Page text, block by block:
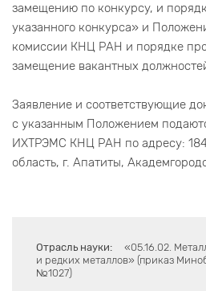
замещению по конкурсу, и
указанного конкурса» и
комиссии КНЦ РАН и порядке
замещение вакантных
Заявление и соответствующие
с указанным Положением
ИХТРЭМС КНЦ РАН по адресу:
область, г. Апатиты,
Отрасль науки:
«05.16.02.
и редких металлов» (приказ
№1027)